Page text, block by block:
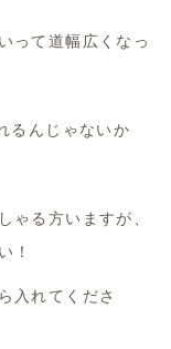
って道幅広くなっ
るんじゃないか
ゃる方いますが、
！
入れてくださ